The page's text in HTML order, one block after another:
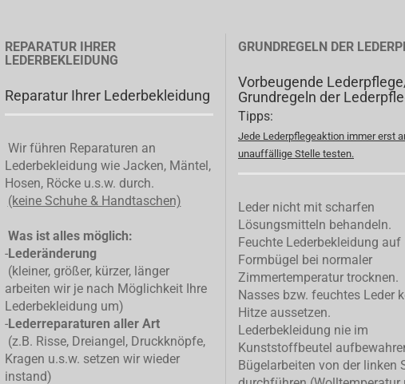
REPARATUR IHRER
LEDERBEKLEIDUNG
Reparatur Ihrer Lederbekleidung
Wir führen Reparaturen an
Lederbekleidung wie Jacken, Mäntel,
Hosen, Röcke u.s.w. durch.
(keine Schuhe & Handtaschen)
Was ist alles möglich:
-Lederänderung
(kleiner, größer, kürzer, länger
arbeiten wir je nach Möglichkeit Ihre
Lederbekleidung um)
-Lederreparaturen aller Art
(z.B. Risse, Dreiangel, Druckknöpfe,
Kragen u.s.w. setzen wir wieder
instand)
GRUNDREGELN DER
Vorbeugende
Grundregeln der
Tipps:
Jede Lederpflegeaktion immer erst
unauffällige Stelle testen.
Leder nicht mit scharfen
Lösungsmitteln behandeln.
Feuchte Lederbekleidung auf
Formbügel bei normaler
Zimmertemperatur trocknen.
Nasses bzw. feuchtes Leder
Hitze aussetzen.
Lederbekleidung nie im
Kunststoffbeutel
Bügelarbeiten von der linken